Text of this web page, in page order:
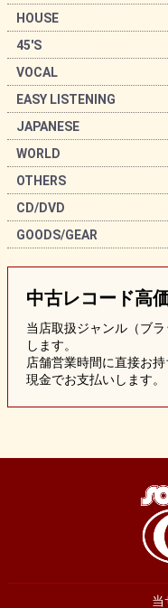
HOUSE
45'S
VOCAL
EASY LISTENING
JAPANESE
WORLD
OTHERS
CD/DVD
GOODS/GEAR
中古レコード高
当店取扱ジャンル（ブ
します。
店舗営業時間に直接お
現金でお支払いします。
当